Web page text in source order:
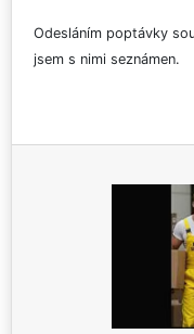
Odesláním poptávky
jsem s nimi seznámen.